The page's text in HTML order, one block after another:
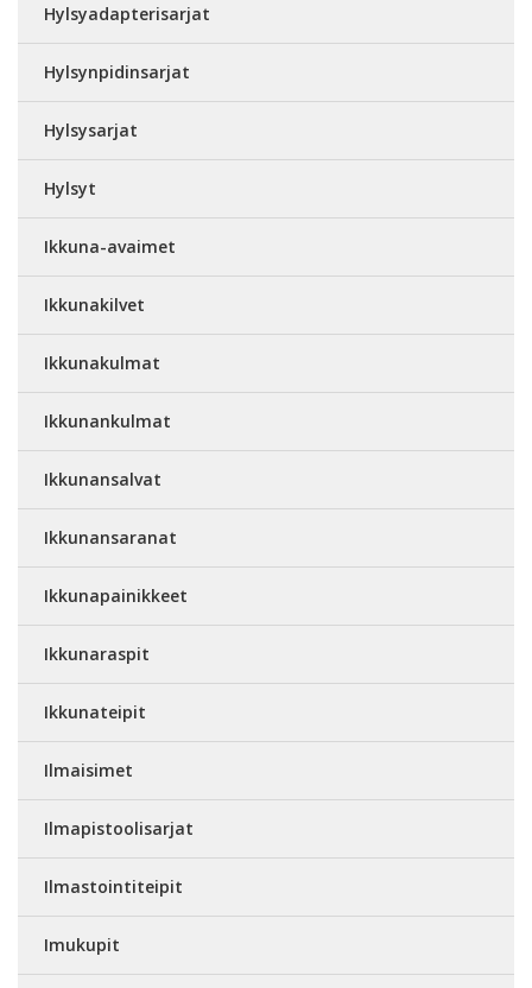
Hylsyadapterisarjat
Hylsynpidinsarjat
Hylsysarjat
Hylsyt
Ikkuna-avaimet
Ikkunakilvet
Ikkunakulmat
Ikkunankulmat
Ikkunansalvat
Ikkunansaranat
Ikkunapainikkeet
Ikkunaraspit
Ikkunateipit
Ilmaisimet
Ilmapistoolisarjat
Ilmastointiteipit
Imukupit